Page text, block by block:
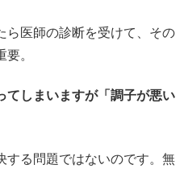
ら医師の診断を受けて、その
。
てしまいますが「調子が悪い
する問題ではないのです。無